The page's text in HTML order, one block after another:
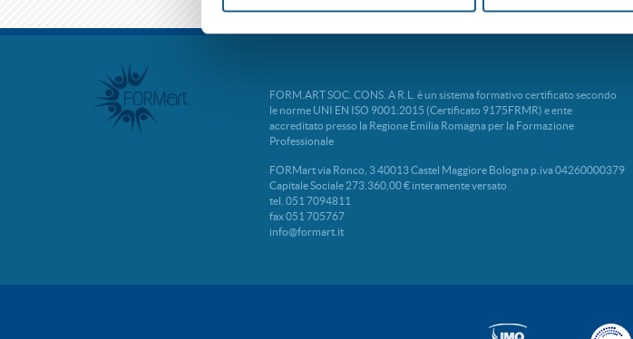
FORM.ART SOC. CONS. A R.L. è un sistema formativo certificato secondo
le norme UNI EN ISO 9001:2015 (Certificato 9175FRMR) e ente
accreditato presso la Regione Emilia Romagna per la Formazione
Professionale
FORMart via Ronco, 3 40013 Castel Maggiore Bologna p.iva 04260000379
Capitale Sociale 273.360,00 € interamente versato
tel. 051 7094811
fax 051 705767
info@formart.it